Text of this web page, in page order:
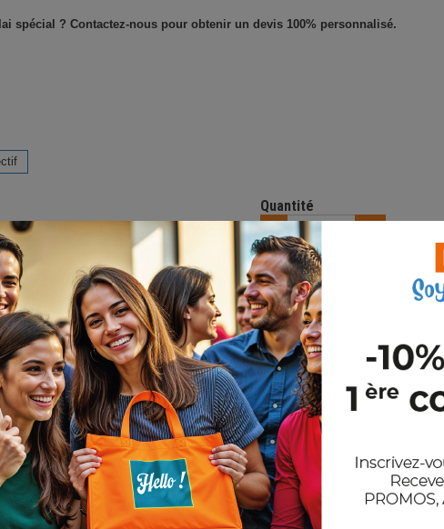
spécial ? Contactez-nous pour obtenir un devis 100% personnalisé.
Quantité
-
Prix unitaire HT 6,74
Total HT
Etape suivante
Fichier et Délai